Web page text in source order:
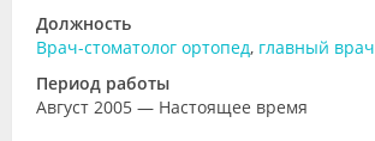
Должность
Врач-стоматолог ортопед, главный врач
Период работы
Август 2005 — Настоящее время